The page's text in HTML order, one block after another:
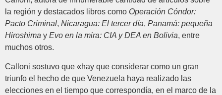
la región y destacados libros como Operación Cóndor:
Pacto Criminal, Nicaragua: El tercer día, Panamá: pequeña
Hiroshima y Evo en la mira: CIA y DEA en Bolivia, entre
muchos otros.
Calloni sostuvo que «hay que considerar como un gran
triunfo el hecho de que Venezuela haya realizado las
elecciones en el tiempo que correspondía, en el marco de la